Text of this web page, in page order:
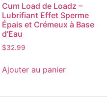
Cum Load de Loadz –
Lubrifiant Effet Sperme
Épais et Crémeux à Base
d’Eau
$32.99
Ajouter au panier